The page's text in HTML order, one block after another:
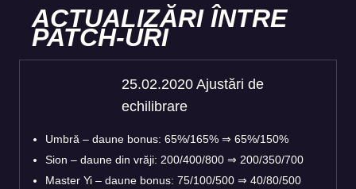
ACTUALIZĂRI ÎNTRE
PATCH-URI
25.02.2020 Ajustări de
echilibrare
Umbră – daune bonus: 65%/165% ⇒ 65%/150%
Sion – daune din vrăji: 200/400/800 ⇒ 200/350/700
Master Yi – daune bonus: 75/100/500 ⇒ 40/80/500